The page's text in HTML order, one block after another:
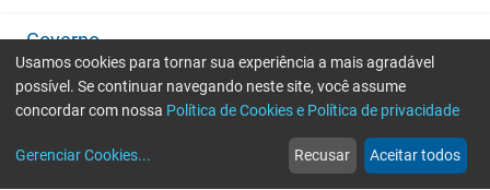
Governo
Desenvolvido porIMA - Informática de Municípios Associados
web
Notícias
more_horiz
Mais
Usamos cookies para tornar sua experiência a mais agradável
possível. Se continuar navegando neste site, você assume
concordar com nossa Política de Cookies e Política de privacidade
Gerenciar Cookies... Recusar Aceitar todos